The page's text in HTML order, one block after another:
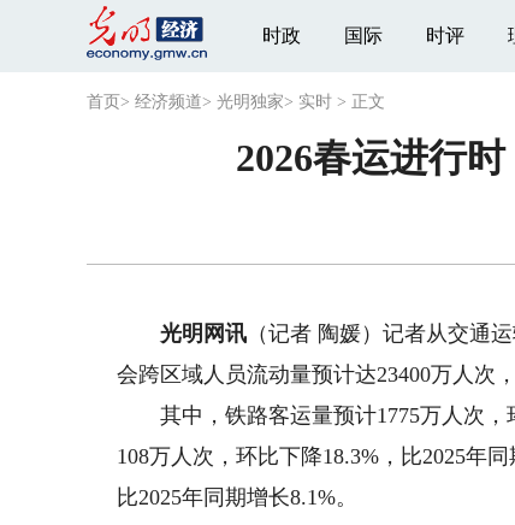
时政 国际 时评
首页 > 经济频道> 光明独家> 实时 > 正文
2026春运进行
光明网讯 （记者 陶媛）记者从交通
会跨区域人员流动量预计达23400万人次
其中，铁路客运量预计1775万人次，
108万人次，环比下降18.3%，比2025年
比2025年同期增长8.1%。